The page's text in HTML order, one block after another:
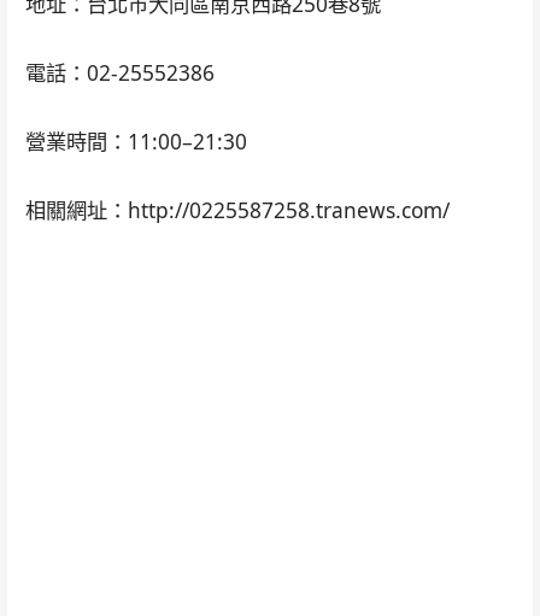
電話：02-25552386
營業時間：11:00–21:30
相關網址：http://0225587258.tranews.com/